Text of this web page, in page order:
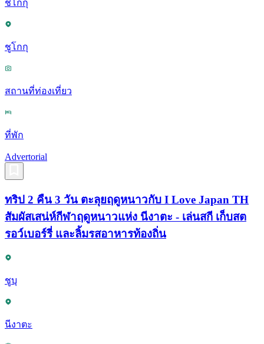
ชิโกกุ
ชูโกกุ
สถานที่ท่องเที่ยว
ที่พัก
Advertorial
ทริป 2 คืน 3 วัน ตะลุยฤดูหนาวกับ I Love Japan TH
สัมผัสเสน่ห์กีฬาฤดูหนาวแห่ง นีงาตะ - เล่นสกี เก็บสต
รอว์เบอร์รี่ และลิ้มรสอาหารท้องถิ่น
ชูบุ
นีงาตะ